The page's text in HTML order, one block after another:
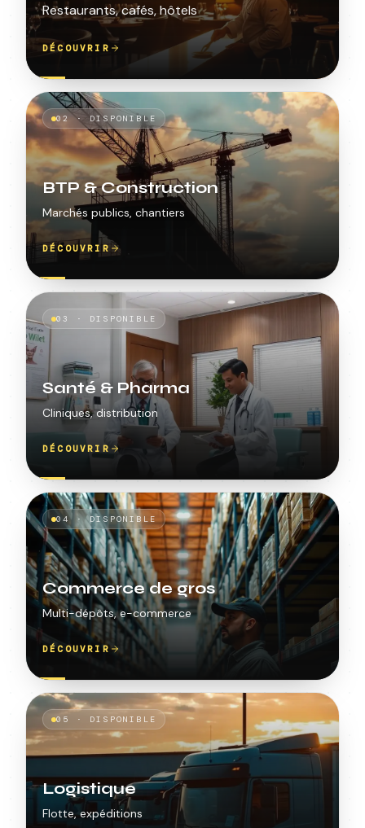
Restaurants, cafés, hôtels
DÉCOUVRIR
02 · DISPONIBLE
BTP & Construction
Marchés publics, chantiers
DÉCOUVRIR
03 · DISPONIBLE
Santé & Pharma
Cliniques, distribution
DÉCOUVRIR
04·DISPONIBLE
Commerce de gros
Multi-dépôts, e-commerce
DÉCOUVRIR
05 · DISPONIBLE
Logistique
Flotte, expéditions